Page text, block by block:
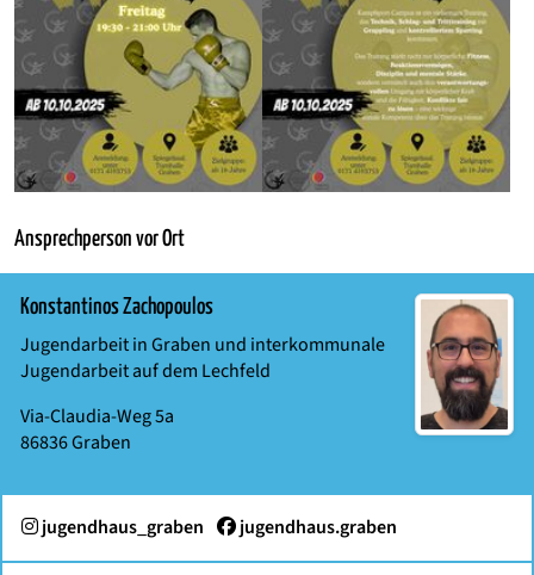
Ansprechperson vor Ort
Konstantinos Zachopoulos
Jugendarbeit in Graben und interkommunale
Jugendarbeit auf dem Lechfeld
Via-Claudia-Weg 5a
86836Graben
:jugendhaus_graben Facebook:
jugendhaus.graben